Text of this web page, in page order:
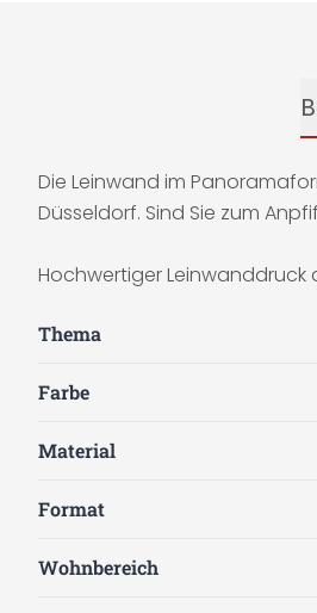
Die Leinwand im
Düsseldorf. Sind Sie zum
Hochwertiger Leinwanddruck
Thema
Farbe
Material
Format
Wohnbereich